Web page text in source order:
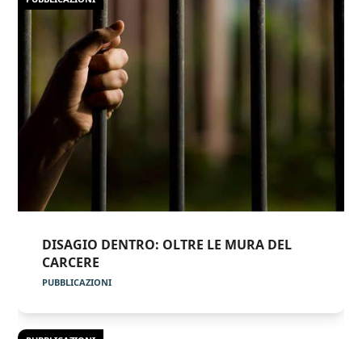
DISAGIO DENTRO: OLTRE LE MURA DEL
CARCERE
PUBBLICAZIONI